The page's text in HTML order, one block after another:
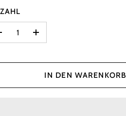
+
IN DEN WARENKORB